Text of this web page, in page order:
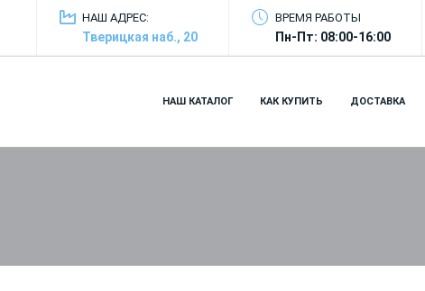
НАШ АДРЕС:
Тверицкая наб., 20
ВРЕМЯ РАБОТЫ
Пн-Пт: 08:00-16:00
НАШ КАТАЛОГ КАК КУПИТЬ ДОСТАВКА